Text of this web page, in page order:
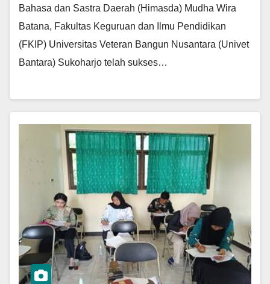
Bahasa dan Sastra Daerah (Himasda) Mudha Wira
Batana, Fakultas Keguruan dan Ilmu Pendidikan
(FKIP) Universitas Veteran Bangun Nusantara (Univet
Bantara) Sukoharjo telah sukses…